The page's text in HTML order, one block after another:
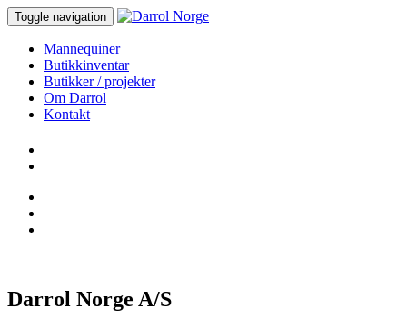
Toggle navigation
Mannequiner
Butikkinventar
Butikker / projekter
Om Darrol
Kontakt
Darrol Norge A/S